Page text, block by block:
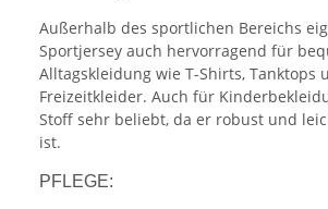
Außerhalb des sportlichen Bereichs
Sportjersey auch hervorragend für
Alltagskleidung wie T-Shirts, Tanktops
Freizeitkleider. Auch für
Stoff sehr beliebt, da er robust und
ist.
PFLEGE: